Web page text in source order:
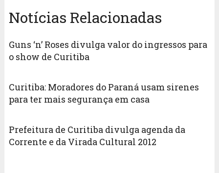
Notícias Relacionadas
Guns ‘n’ Roses divulga valor do ingressos para
o show de Curitiba
Curitiba: Moradores do Paraná usam sirenes
para ter mais segurança em casa
Prefeitura de Curitiba divulga agenda da
Corrente e da Virada Cultural 2012